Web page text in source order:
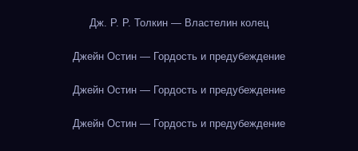
Дж. Р. Р. Толкин — Властелин колец
Джейн Остин — Гордость и предубеждение
Джейн Остин — Гордость и предубеждение
Джейн Остин — Гордость и предубеждение